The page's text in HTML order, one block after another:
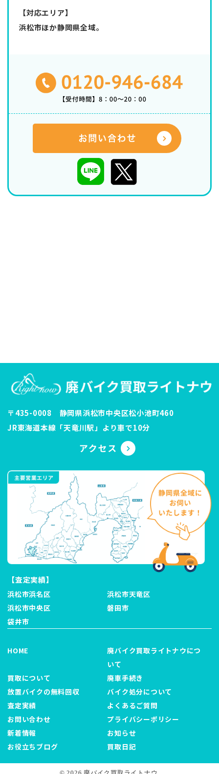
【対応エリア】
浜松市ほか静岡県全域。
〒435-0008 静岡県浜松市中央区松小池町460
JR東海道本線「天竜川駅」より車で10分
【査定実績】
浜松市浜名区
浜松市天竜区
浜松市中央区
磐田市
袋井市
HOME
廃バイク買取ライトナウにつ
いて
買取について
廃車手続き
放置バイクの無料回収
バイク処分について
査定実績
よくあるご質問
お問い合わせ
プライバシーポリシー
新着情報
お知らせ
お役立ちブログ
買取日記